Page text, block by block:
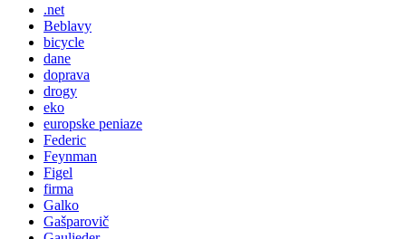
.net
Beblavy
bicycle
dane
doprava
drogy
eko
europske peniaze
Federic
Feynman
Figel
firma
Galko
Gašparovič